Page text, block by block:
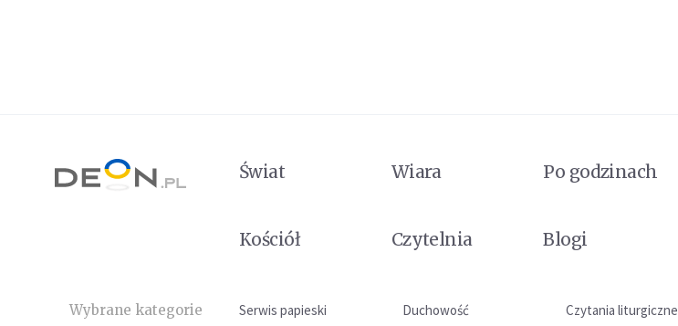
Świat Wiara Po godzinach
Kościół
Czytelnia Blogi
Wybrane kategorie Serwis papieski Duchowość Czytania liturgiczne